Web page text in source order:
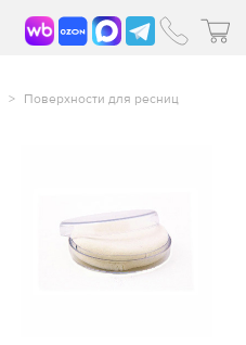
> Поверхности для ресниц